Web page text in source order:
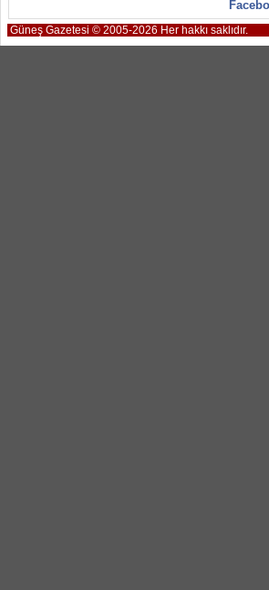
Güneş Gazetesi © 2005-2026 Her hakkı saklıdır.